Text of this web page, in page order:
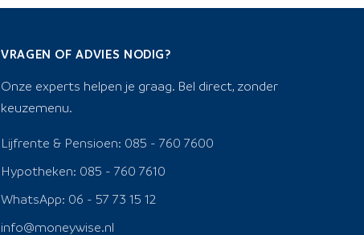
VRAGEN OF ADVIES NODIG?
Onze experts helpen je graag. Bel direct, zonder
keuzemenu.
Lijfrente & Pensioen: 085 - 760 7600
Hypotheken: 085 - 760 7610
WhatsApp: 06 - 57 73 15 12
info@moneywise.nl